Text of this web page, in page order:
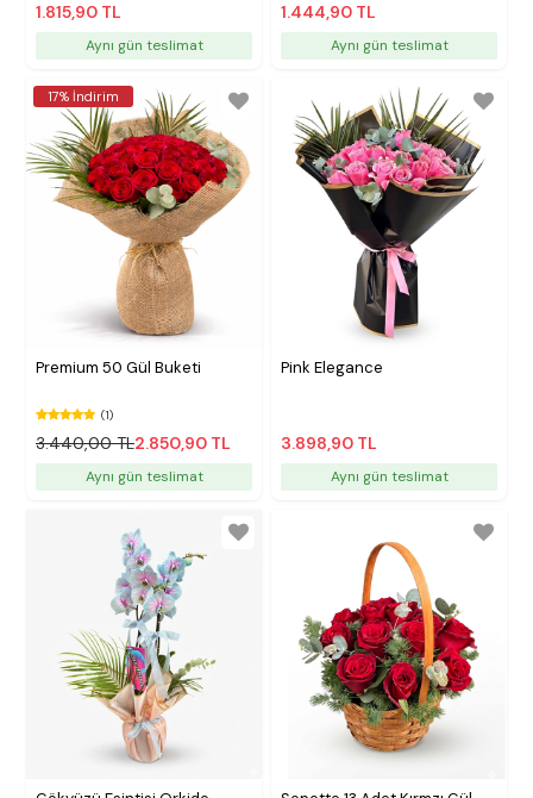
1.815,90 TL
Aynı gün teslimat
1.444,90 TL
Aynı gün teslimat
17% İndirim
Premium 50 Gül Buketi
(1)
3.440,00 TL2.850,90 TL
Aynı gün teslimat
Pink Elegance
3.898,90 TL
Aynı gün teslimat